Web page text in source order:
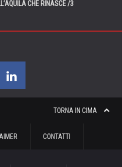
CHE RINASCE /3
TORNA IN CIMA
CONTATTI